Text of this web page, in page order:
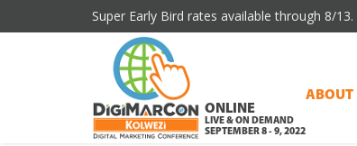
Super Early Bird rates available through 8/13.
ONLINE
LIVE & ON DEMAND
SEPTEMBER 8 - 9, 2022
ABOUT